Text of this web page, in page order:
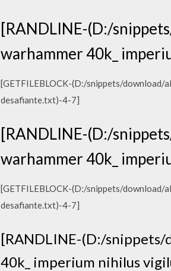
[RANDLINE-(D:/
warhammer 40k_
[GETFILEBLOCK-(D:/snippets/download/
desafiante.txt)-4-7]
[RANDLINE-(D:/
warhammer 40k_
[GETFILEBLOCK-(D:/snippets/download/
desafiante.txt)-4-7]
[RANDLINE-(D:/snippets/
40k_ imperium nihilus